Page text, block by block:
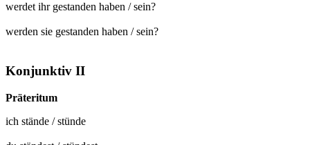
werdet ihr gestanden haben / sein?
werden sie gestanden haben / sein?
Konjunktiv II
Präteritum
ich stände /stünde